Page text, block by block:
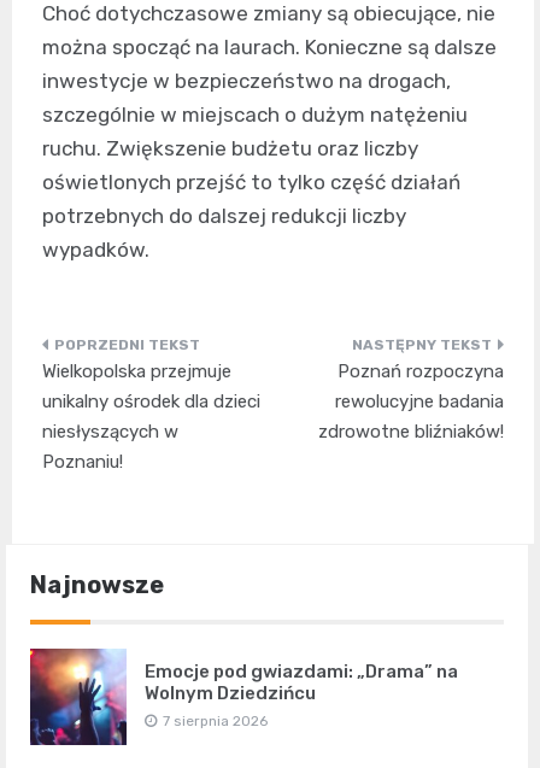
Choć dotychczasowe zmiany są obiecujące, nie
można spocząć na laurach. Konieczne są dalsze
inwestycje w bezpieczeństwo na drogach,
szczególnie w miejscach o dużym natężeniu
ruchu. Zwiększenie budżetu oraz liczby
oświetlonych przejść to tylko część działań
potrzebnych do dalszej redukcji liczby
wypadków.
Nawigacja
wpisu
Wielkopolska przejmuje
unikalny ośrodek dla dzieci
niesłyszących w
Poznaniu!
Poznań rozpoczyna
rewolucyjne badania
zdrowotne bliźniaków!
Najnowsze
Emocje pod gwiazdami: „Drama” na
Wolnym Dziedzińcu
7 sierpnia 2026